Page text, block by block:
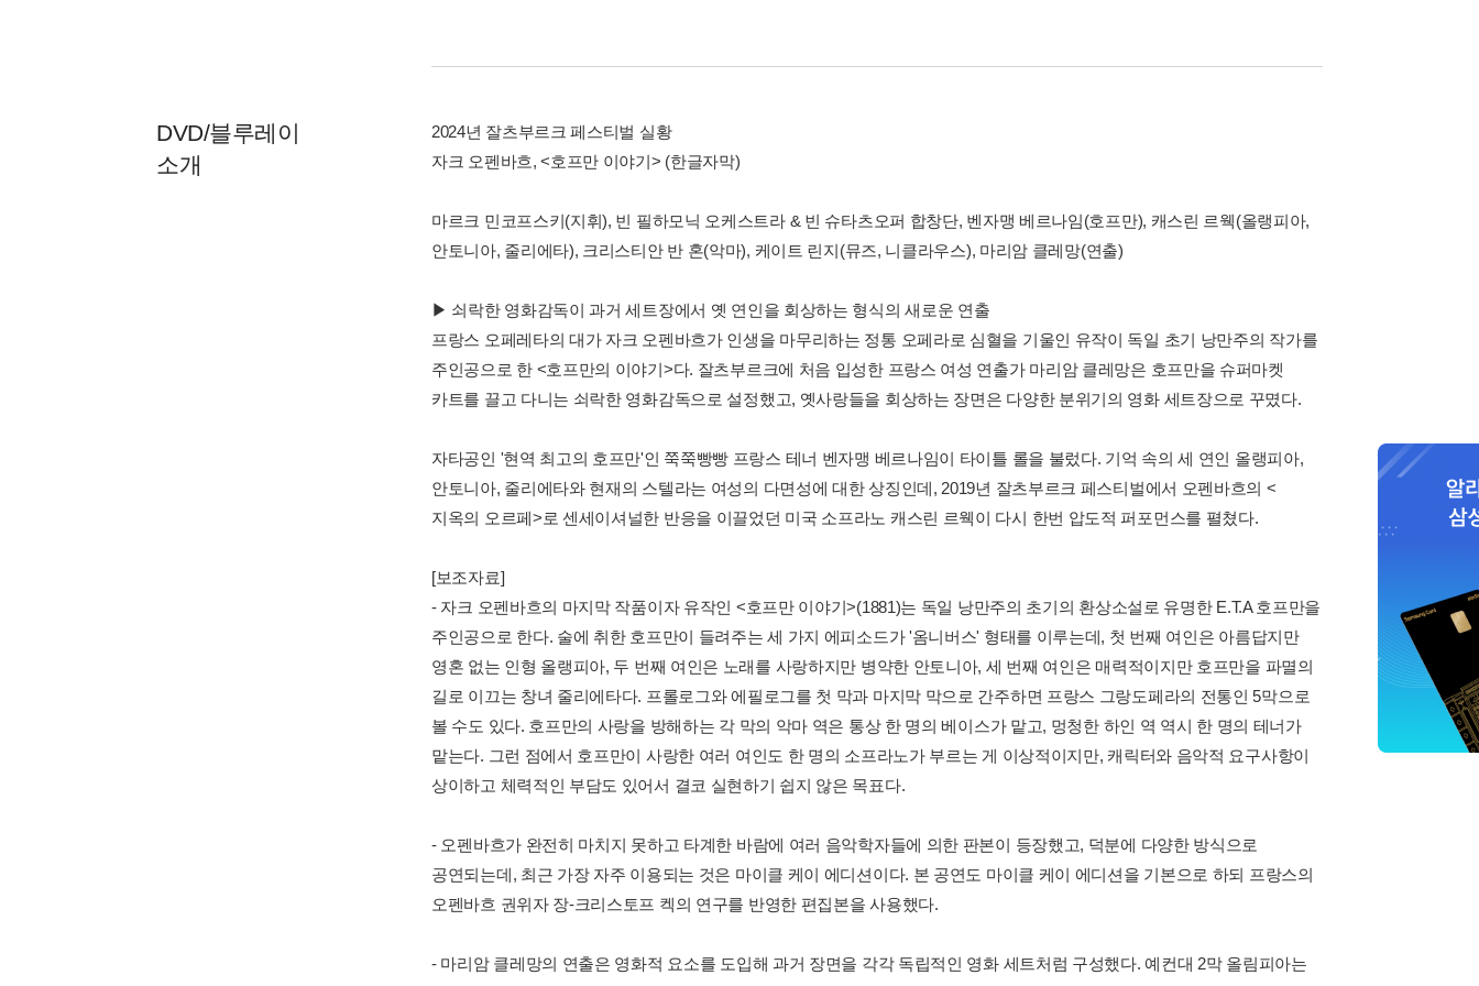
DVD/블루레이
소개
2024년 잘츠부르크 페스티벌 실황
자크 오펜바흐, <호프만 이야기> (한글자막)
마르크 민코프스키(지휘), 빈 필하모닉 오케스트라 & 빈 슈타츠오퍼 합창단, 벤자맹 베르나임(호프만), 캐스린 르웩(올랭피아,
안토니아, 줄리에타), 크리스티안 반 혼(악마), 케이트 린지(뮤즈, 니클라우스), 마리암 클레망(연출)
▶ 쇠락한 영화감독이 과거 세트장에서 옛 연인을 회상하는 형식의 새로운 연출
프랑스 오페레타의 대가 자크 오펜바흐가 인생을 마무리하는 정통 오페라로 심혈을 기울인 유작이 독일 초기 낭만주의 작가를
주인공으로 한 <호프만의 이야기>다. 잘츠부르크에 처음 입성한 프랑스 여성 연출가 마리암 클레망은 호프만을 슈퍼마켓
카트를 끌고 다니는 쇠락한 영화감독으로 설정했고, 옛사랑들을 회상하는 장면은 다양한 분위기의 영화 세트장으로 꾸몄다.
자타공인 '현역 최고의 호프만'인 쭉쭉빵빵 프랑스 테너 벤자맹 베르나임이 타이틀 롤을 불렀다. 기억 속의 세 연인 올랭피아,
안토니아, 줄리에타와 현재의 스텔라는 여성의 다면성에 대한 상징인데, 2019년 잘츠부르크 페스티벌에서 오펜바흐의 <
지옥의 오르페>로 센세이셔널한 반응을 이끌었던 미국 소프라노 캐스린 르웩이 다시 한번 압도적 퍼포먼스를 펼쳤다.
[보조자료]
- 자크 오펜바흐의 마지막 작품이자 유작인 <호프만 이야기>(1881)는 독일 낭만주의 초기의 환상소설로 유명한 E.T.A 호프만을
주인공으로 한다. 술에 취한 호프만이 들려주는 세 가지 에피소드가 '옴니버스' 형태를 이루는데, 첫 번째 여인은 아름답지만
영혼 없는 인형 올랭피아, 두 번째 여인은 노래를 사랑하지만 병약한 안토니아, 세 번째 여인은 매력적이지만 호프만을 파멸의
길로 이끄는 창녀 줄리에타다. 프롤로그와 에필로그를 첫 막과 마지막 막으로 간주하면 프랑스 그랑도페라의 전통인 5막으로
볼 수도 있다. 호프만의 사랑을 방해하는 각 막의 악마 역은 통상 한 명의 베이스가 맡고, 멍청한 하인 역 역시 한 명의 테너가
맡는다. 그런 점에서 호프만이 사랑한 여러 여인도 한 명의 소프라노가 부르는 게 이상적이지만, 캐릭터와 음악적 요구사항이
상이하고 체력적인 부담도 있어서 결코 실현하기 쉽지 않은 목표다.
- 오펜바흐가 완전히 마치지 못하고 타계한 바람에 여러 음악학자들에 의한 판본이 등장했고, 덕분에 다양한 방식으로
공연되는데, 최근 가장 자주 이용되는 것은 마이클 케이 에디션이다. 본 공연도 마이클 케이 에디션을 기본으로 하되 프랑스의
오펜바흐 권위자 장-크리스토프 켁의 연구를 반영한 편집본을 사용했다.
- 마리암 클레망의 연출은 영화적 요소를 도입해 과거 장면을 각각 독립적인 영화 세트처럼 구성했다. 예컨대 2막 올림피아는